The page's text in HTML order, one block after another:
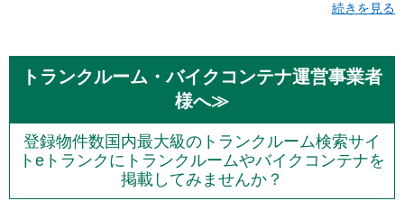
続きを見る
トランクルーム・バイクコンテナ運営事業者
様へ≫
登録物件数国内最大級のトランクルーム検索サイ
トeトランクにトランクルームやバイクコンテナを
掲載してみませんか？